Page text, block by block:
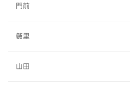
門前
籔里
山田